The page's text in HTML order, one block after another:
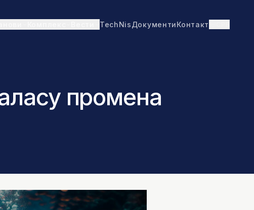
TechNisДокументиКонтакт
промена